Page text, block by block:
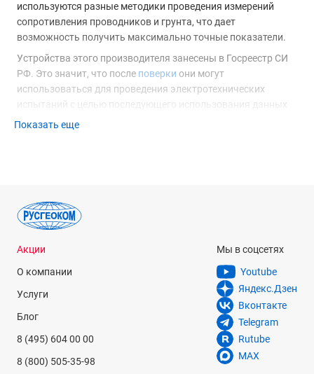
используются разные методики проведения измерений
сопротивления проводников и грунта, что дает
возможность получить максимально точные показатели.
Устройства этого производителя занесены в Госреестр СИ
РФ. Это значит, что после поверки они могут
использоваться для проведения электротехнических
испытаний с целью последующего использования данных
для составления технической документации, проведения
DET3TD. Представляют собой компактные и удобные в
использовании приборы. Применяется двух- или
общее сопротивление проводников в цепи не оказывает
влияния на получаемые данные о сопротивлении петли
Измерители, дающие возможность определять удельное
сопротивление грунта, в который закапывается конец
Megger DET4TD
позволяют определять наличие и состояние контакта
между проводниками, имеют вольтметр для проверки
Показать еще
Акции
О компании
Услуги
Блог
8 (495) 604 00 00
8 (800) 505-35-98
Мы в соцсетях
Youtube
Яндекс.Дзен
Вконтакте
Telegram
Rutube
MAX